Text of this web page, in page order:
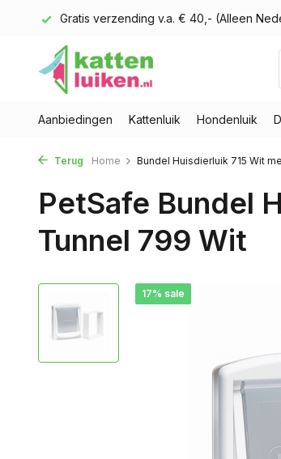
Gratis verzending v.a. € 40,- (Alleen
Aanbiedingen Kattenluik Hondenluik
Terug Home Bundel Huisdierluik 715 Wit
PetSafe Bundel
Tunnel 799 Wit
17% sale